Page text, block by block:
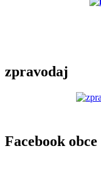
zpravodaj
Facebook obce